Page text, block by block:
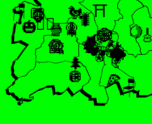
🎸
🪀
🪑
💎
🐔
🎲
🏓
🍹
🔮 🐟
🏄‍♀️
🕶
📢
🌩
🦍
🧶
🦆
🍿
🥐
🪩
📖
🌲
@
🎃
🐛
🐆
⛸ 🛴
🛠
🦺
🍕
🍋
🪑
🧹
🍭
⛩